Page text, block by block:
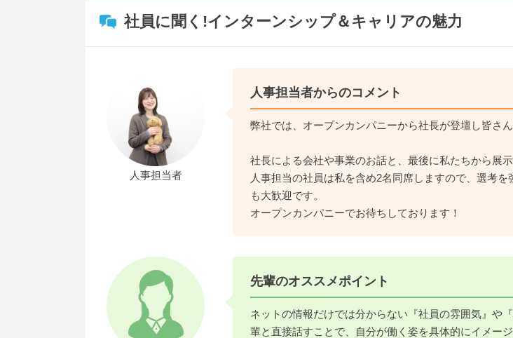
社員に聞く!インターンシップ＆キャリアの魅力
人事担当者
人事担当者からのコメント
弊社では、オープンカンパニーから社長が登壇し皆さん
社長による会社や事業のお話と、最後に私たちから展
人事担当の社員は私を含め2名同席しますので、選考
も大歓迎です。
オープンカンパニーでお待ちしております！
先輩のオススメポイント
ネットの情報だけでは分からない『社員の雰囲気』や
輩と直接話すことで、自分が働く姿を具体的にイメージ